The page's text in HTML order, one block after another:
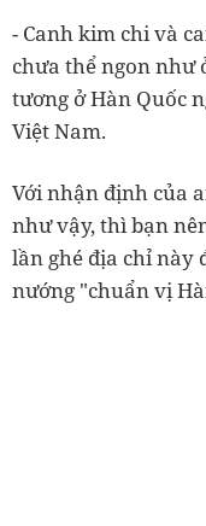
- Canh kim chi và
chưa thể ngon như
tương ở Hàn Quốc
Việt Nam.
Với nhận định của
như vậy, thì bạn
lần ghé địa chỉ này
nướng "chuẩn vị